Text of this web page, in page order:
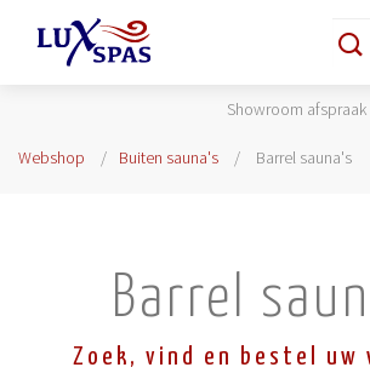
Showroom afspraak
Webshop Buiten sauna's Barrel sauna's
Barrel
Zoek, vind en bestel uw